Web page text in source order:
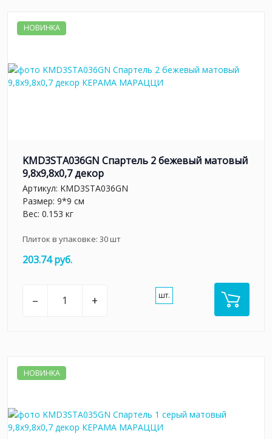
НОВИНКА
KMD3STA036GN Спартель 2 бежевый матовый
9,8x9,8x0,7 декор
Артикул: KMD3STA036GN
Размер: 9*9 см
Вес: 0.153 кг
Плиток в упаковке: 30шт
203.74 руб.
– + шт.
НОВИНКА